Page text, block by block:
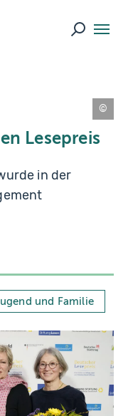
Suche
Lesepreis
in der
und Familie
E
e
R
a